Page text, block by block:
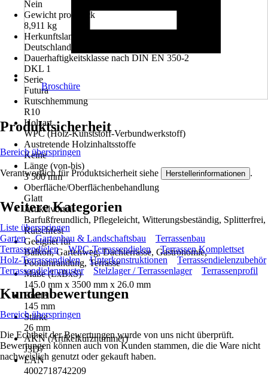
Nein
Gewicht pro Stück
8,911 kg
Herkunftsland
Deutschland
Dauerhaftigkeitsklasse nach DIN EN 350-2
DKL 1
Serie
Futura
Rutschhemmung
R10
Holzart
WPC (Holz-Kunststoff-Verbundwerkstoff)
Austretende Holzinhaltsstoffe
Keine
Länge (von-bis)
3 500 mm
Oberfläche/Oberflächenbehandlung
Glatt
Artikelvorteil
Barfußfreundlich, Pflegeleicht, Witterungsbeständig, Splitterfrei,
Rutschfest
Geeignet für
Balkon, Gartenweg, Dachterrasse, Gastronomie,
Poolumrandung, Terrasse
Maße (LxBxS)
145.0 mm x 3500 mm x 26.0 mm
Breite
145 mm
Stärke
26 mm
AKN (Artikelkurznummer)
J3D7
EAN
4002718742209
Broschüre
Produktsicherheit
Bereich überspringen
Verantwortlich für Produktsicherheit siehe Herstellerinformationen .
Weitere Kategorien
Liste überspringen
Garten
Gartenbau & Landschaftsbau
Terrassenbau
Terrassendielen
WPC-Terrassendielen
Terrassen Komplettset
Holz-Terrassendielen
Unterkonstruktionen
Terrassendielenzubehör
Terrassendielenmuster
Stelzlager / Terrassenlager Terrassenprofil
Kundenbewertungen
Bereich überspringen
Die Echtheit der Bewertungen wurde von uns nicht überprüft.
Bewertungen können auch von Kunden stammen, die die Ware nicht
nachweislich genutzt oder gekauft haben.